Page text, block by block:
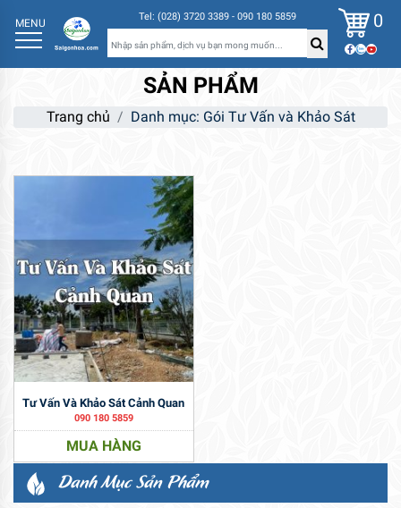
MENU Tel: (028) 3720 3389 - 090 180 5859 0
SẢN PHẨM
Trang chủ Danh mục: Gói Tư Vấn và Khảo Sát
Tư Vấn Và Khảo Sát Cảnh Quan
090 180 5859
MUA HÀNG
Danh Mục Sản Phẩm